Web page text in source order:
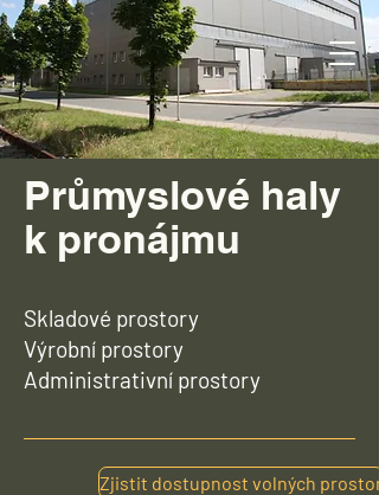
Průmyslové haly
k pronájmu
Skladové prostory
Výrobní prostory
Administrativní prostory
Zjistit dostupnost volných prostor